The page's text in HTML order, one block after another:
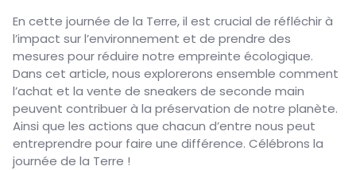
En cette journée de la Terre, il est crucial de réfléchir à
l’impact sur l’environnement et de prendre des
mesures pour réduire notre empreinte écologique.
Dans cet article, nous explorerons ensemble comment
l’achat et la vente de sneakers de seconde main
peuvent contribuer à la préservation de notre planète.
Ainsi que les actions que chacun d’entre nous peut
entreprendre pour faire une différence. Célébrons la
journée de la Terre !